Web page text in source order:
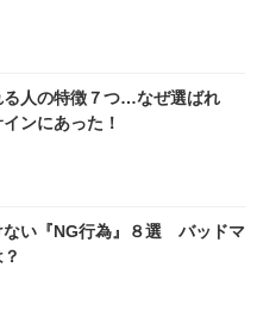
人の特徴７つ…なぜ選ばれ
ンにあった！
ない『NG行為』８選 バッドマ